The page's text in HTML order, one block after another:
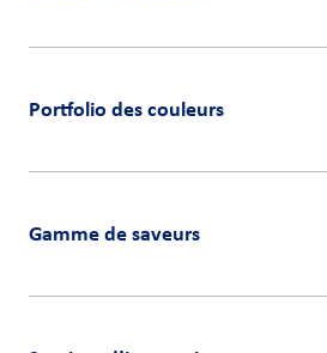
Portfolio des couleurs
Gamme de saveurs